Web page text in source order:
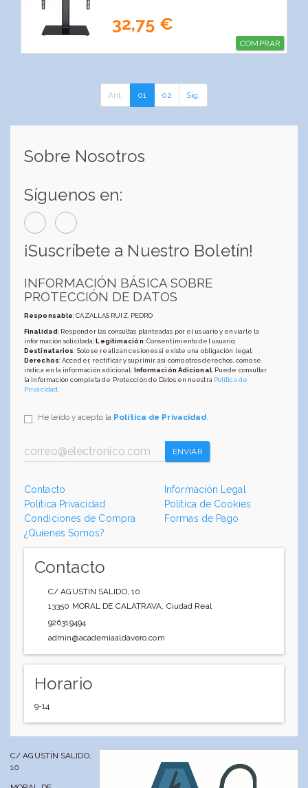
32,75 €
COMPRAR
Ant. 01 02 Sig.
Sobre Nosotros
Síguenos en:
¡Suscríbete a Nuestro Boletín!
INFORMACIÓN BÁSICA SOBRE
PROTECCIÓN DE DATOS
Responsable: CAZALLAS RUIZ, PEDRO
Finalidad: Responder las consultas planteadas por el usuario y enviarle la
información solicitada; Legitimación: Consentimiento del usuario;
Destinatarios: Solo se realizan cesiones si existe una obligación legal;
Derechos: Acceder, rectificar y suprimir, así como otros derechos, como se
indica en la información adicional;
Información Adicional: Puede consultar
la información completa de Protección de Datos en nuestra Política de
Privacidad.
He leído y acepto la Política de Privacidad
ENVIAR
Contacto
Información Legal
Política Privacidad
Política de Cookies
Condiciones de Compra
Formas de Pago
¿Quienes Somos?
Contacto
C/ AGUSTIN SALIDO, 10
13350 MORAL DE CALATRAVA Ciudad Real
926319494
admin@academiaaldavero.com
Horario
9-14
C/ AGUSTÍN SALIDO,
10